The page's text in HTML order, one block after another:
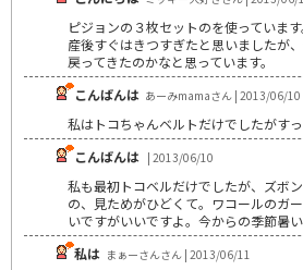
ピジョンの３枚セットのを使っています
産後すぐはきつすぎたと思いましたが
戻ってきたのかなと思っています。
こんばんは あーみmamaさん | 2013/06/10
私はトコちゃんベルトだけでしたがすっ
こんばんは | 2013/06/10
私も最初トコベルだけでしたが、ズボ
の、見ためがひどくて。ワコールのガ
いですがいいですよ。今からの季節暑
私は まぁーさんさん | 2013/06/11